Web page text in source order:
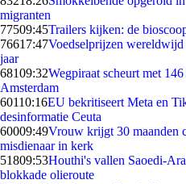
migranten
77509:45Trailers kijken: de
76617:47Voedselprijzen
jaar
68109:32Wegpiraat scheurt met
Amsterdam
60110:16EU bekritiseert Meta en
desinformatie Ceuta
60009:49Vrouw krijgt 30 maanden
misdienaar in kerk
51809:53Houthi's vallen Saoedi-
blokkade olieroute